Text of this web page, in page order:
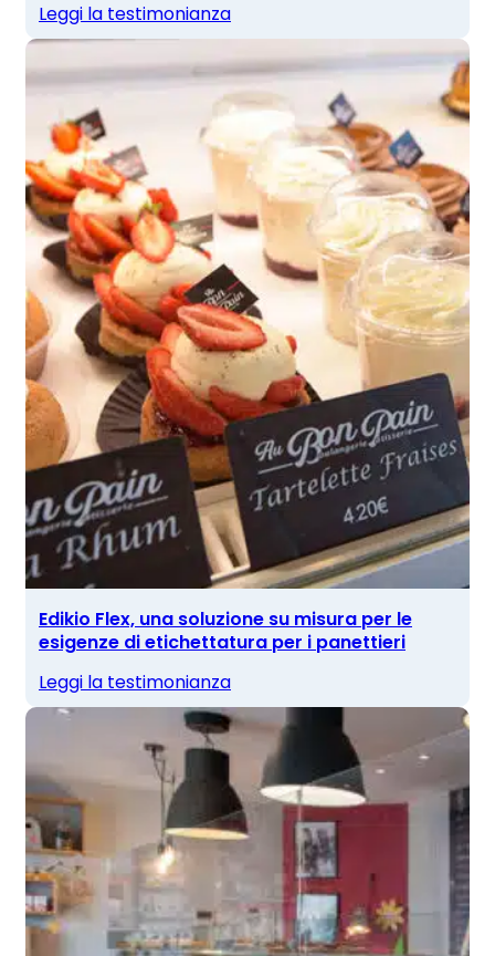
Leggi la testimonianza
Edikio Flex, una soluzione su misura per le
esigenze di etichettatura per i panettieri
Leggi la testimonianza